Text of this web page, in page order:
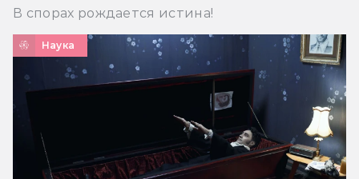
В спорах рождается истина!
Наука